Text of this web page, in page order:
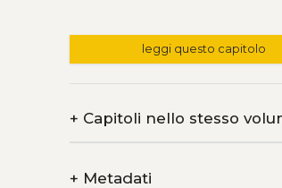
leggi questo capitolo
+ Capitoli nello stesso
+ Metadati